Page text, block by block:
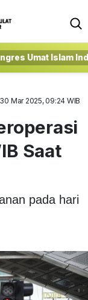
Umat Islam
Mar 2025, 09:24 WIB
Saat
pada hari